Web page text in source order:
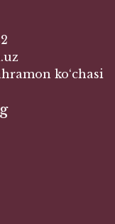
ko‘chasi